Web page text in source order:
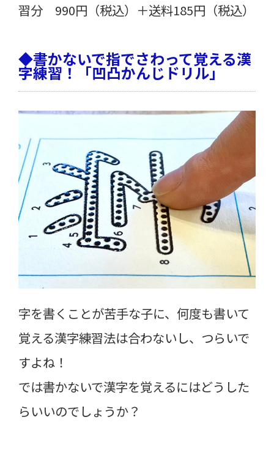
習分 990円（税込）＋送料185円（税込）
◆書かないで指でさわって覚える漢
字練習！「凹凸かんじドリル」
字を書くことが苦手な子に、何度も書いて
覚える漢字練習法は合わないし、つらいで
すよね！
では書かないで漢字を覚えるにはどうした
らいいのでしょうか？